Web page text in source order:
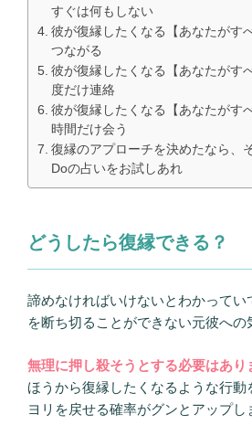
すぐは何もしない
彼が復縁したくなる【あなたがす
つながる
彼が復縁したくなる【あなたがす
度だけ連絡
彼が復縁したくなる【あなたがす
時間だけ会う
復縁のアプローチを決めたなら、
Doの占いをお試しあれ
どうしたら復縁できる？
諦めなければいけないとわかってい
を断ち切ることができない元彼への
無理に押し殺そうとする必要はあり
ほうから復縁したくなるような行動
ヨリを戻せる確率がグンとアップし